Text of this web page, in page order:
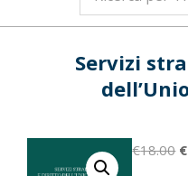
Servizi
€18.00 Il
€